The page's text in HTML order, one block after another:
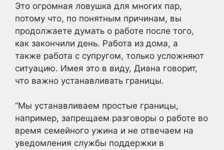
Это огромная ловушка для многих пар,
потому что, по понятным причинам, вы
продолжаете думать о работе после того,
как закончили день. Работа из дома, а
также работа с супругом, только усложняют
ситуацию. Имея это в виду, Диана говорит,
что важно устанавливать границы.
“Мы устанавливаем простые границы,
например, запрещаем разговоры о работе во
время семейного ужина и не отвечаем на
уведомления службы поддержки в